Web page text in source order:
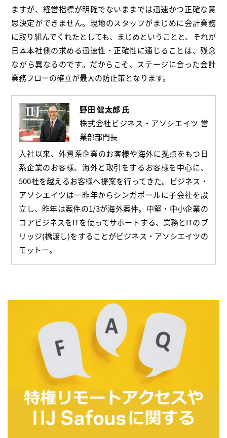
ますが、経営指標が明確でないままでは迅速かつ正確な意
思決定ができません。現地のスタッフがまじめに会計業務
に取り組んでくれたとしても、まじめということと、それが
日本本社側の求める迅速性・正確性に通じることは、残念
ながら異なるのです。だからこそ、ステージに合った会計
業務フローの確立が最大の防止策となります。
野田 健太郎 氏
株式会社ビジネス・アソシエイツ 営
業部部門長
入社以来、外資系企業のお客様や海外に拠点をもつ日
系企業のお客様、海外と取引をするお客様を中心に、
500社を越えるお客様へ提案を行ってきた。ビジネス・
アソシエイツは一昨年からシンガポールに子会社を設
立し、昨年は案件の1/3が海外案件。中堅・中小企業の
コアビジネスをITを使ってサポートする、業務とITのブ
リッジ(橋渡し)をすることがビジネス・アソシエイツの
モットー。